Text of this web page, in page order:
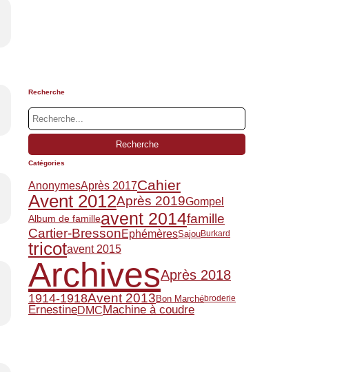
Recherche
Catégories
AnonymesAprès 2017Cahier
Avent 2012Après 2019Gompel
Album de familleavent 2014famille
Cartier-BressonEphémèresSajouBurkard
tricotavent 2015
ArchivesAprès 2018
1914-1918Avent 2013Bon Marchébroderie
ErnestineDMCMachine à coudre